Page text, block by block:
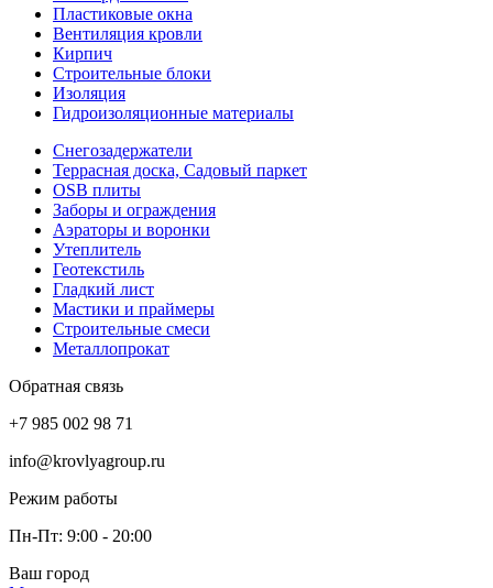
Пластиковые окна
Вентиляция кровли
Кирпич
Строительные блоки
Изоляция
Гидроизоляционные материалы
Снегозадержатели
Террасная доска, Садовый паркет
OSB плиты
Заборы и ограждения
Аэраторы и воронки
Утеплитель
Геотекстиль
Гладкий лист
Мастики и праймеры
Строительные смеси
Металлопрокат
Обратная связь
+7 985 002 98 71
info@krovlyagroup.ru
Режим работы
Пн-Пт: 9:00 - 20:00
Ваш город